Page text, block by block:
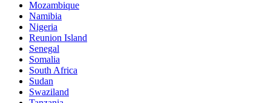
Mozambique
Namibia
Nigeria
Reunion Island
Senegal
Somalia
South Africa
Sudan
Swaziland